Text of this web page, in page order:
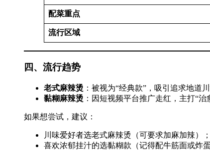
配菜重点
流行区域
四、流行趋势
老式麻辣烫 ：被视为“经典款”，吸引追求地道
黏糊麻辣烫 ：因短视频平台推广走红，主打“
如果想尝试，建议：
川味爱好者选老式麻辣烫（可要求加麻加辣）；
喜欢浓郁挂汁的选黏糊款（记得配牛筋面或炸蛋